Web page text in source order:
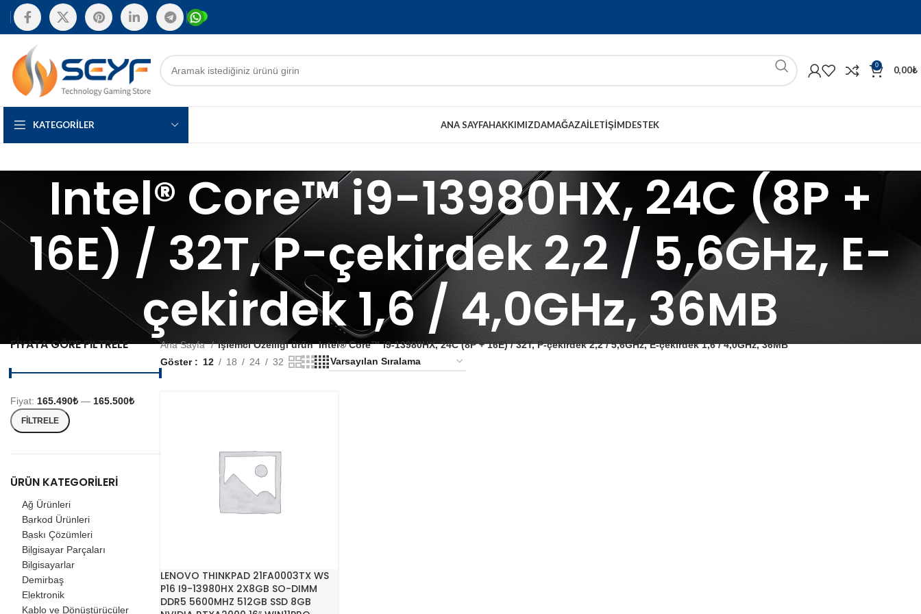
0 0,00₺
KATEGORILER ANA SAYFAHAKKIMIZDAMAĞAZAİLETIŞIMDESTEK
Intel® Core™ i9-13980HX, 24C (8P +
16E) / 32T, P-çekirdek 2,2 / 5,6GHz, E-
çekirdek 1,6 / 4,0GHz, 36MB
FIYATA GÖRE FILTRELE
FILTRELE
Fiyat: 165.490₺ — 165.500₺
ÜRÜN KATEGORILERI
Ağ Ürünleri
Barkod Ürünleri
Baskı Çözümleri
Bilgisayar Parçaları
Bilgisayarlar
Demirbaş
Elektronik
Kablo ve Dönüştürücüler
Ana Sayfa İşlemci Özelliği ürün Intel® Core™ i9-13980HX, 24C (8P + 16E) / 32T, P-çekirdek 2,2 / 5,6GHz, E-çekirdek 1,6 / 4,0GHz, 36MB
Göster
12 18 24 32
LENOVO THINKPAD 21FA0003TX WS
P16 I9-13980HX 2X8GB SO-DIMM
DDR5 5600MHZ 512GB SSD 8GB